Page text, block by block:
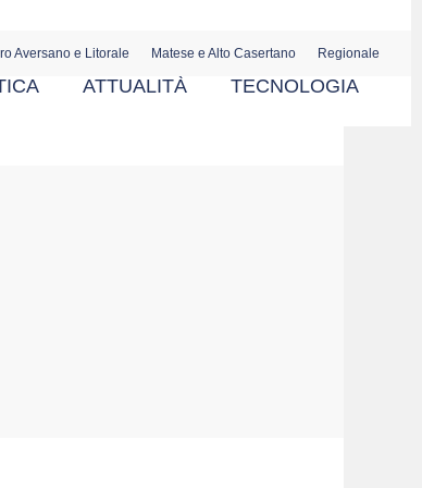
Aversano e Litorale Matese e Alto Casertano Regionale
ATTUALITÀ TECNOLOGIA